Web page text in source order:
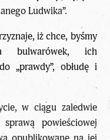
Ludwika”.
iż chce, byśmy
bulwarówek, ich
„prawdy”, obłudę i
w ciągu zaledwie
powieściowej